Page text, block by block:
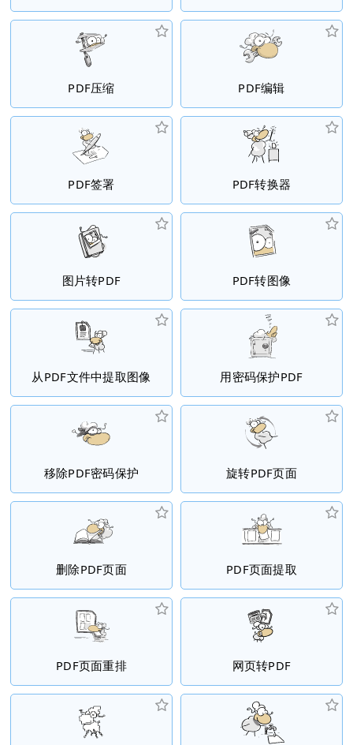
PDF压缩 PDF编辑
PDF签署 PDF转换器
图片转PDF PDF转图像
从PDF文件中提取图像 用密码保护PDF
移除PDF密码保护 旋转PDF页面
删除PDF页面 PDF页面提取
PDF页面重排 网页转PDF